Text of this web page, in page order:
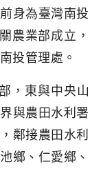
身為臺灣南投
農業部成立，
投管理處。
，東與中央山
與農田水利署
鄰接農田水利
鄉、仁愛鄉、